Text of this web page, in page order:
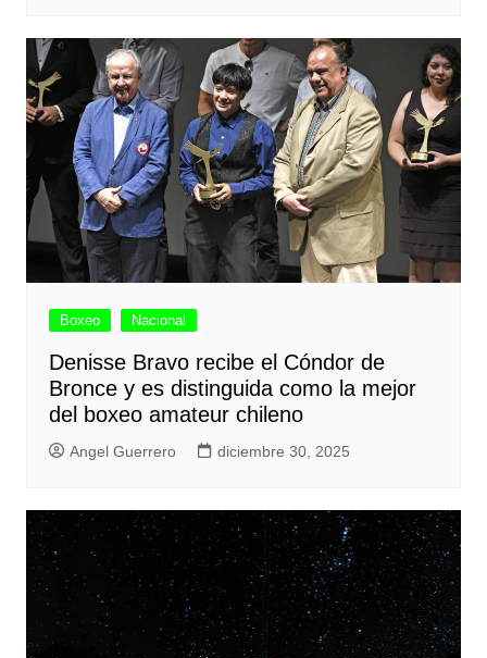
Boxeo Nacional
Denisse Bravo recibe el Cóndor de
Bronce y es distinguida como la mejor
del boxeo amateur chileno
Angel Guerrero diciembre 30, 2025